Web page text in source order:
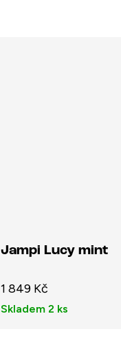
Jampi Lucy mint
1 849 Kč
Skladem 2 ks